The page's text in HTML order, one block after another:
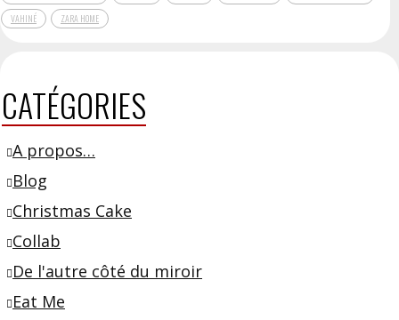
VAHINÉ
ZARA HOME
CATÉGORIES
A propos…
Blog
Christmas Cake
Collab
De l'autre côté du miroir
Eat Me